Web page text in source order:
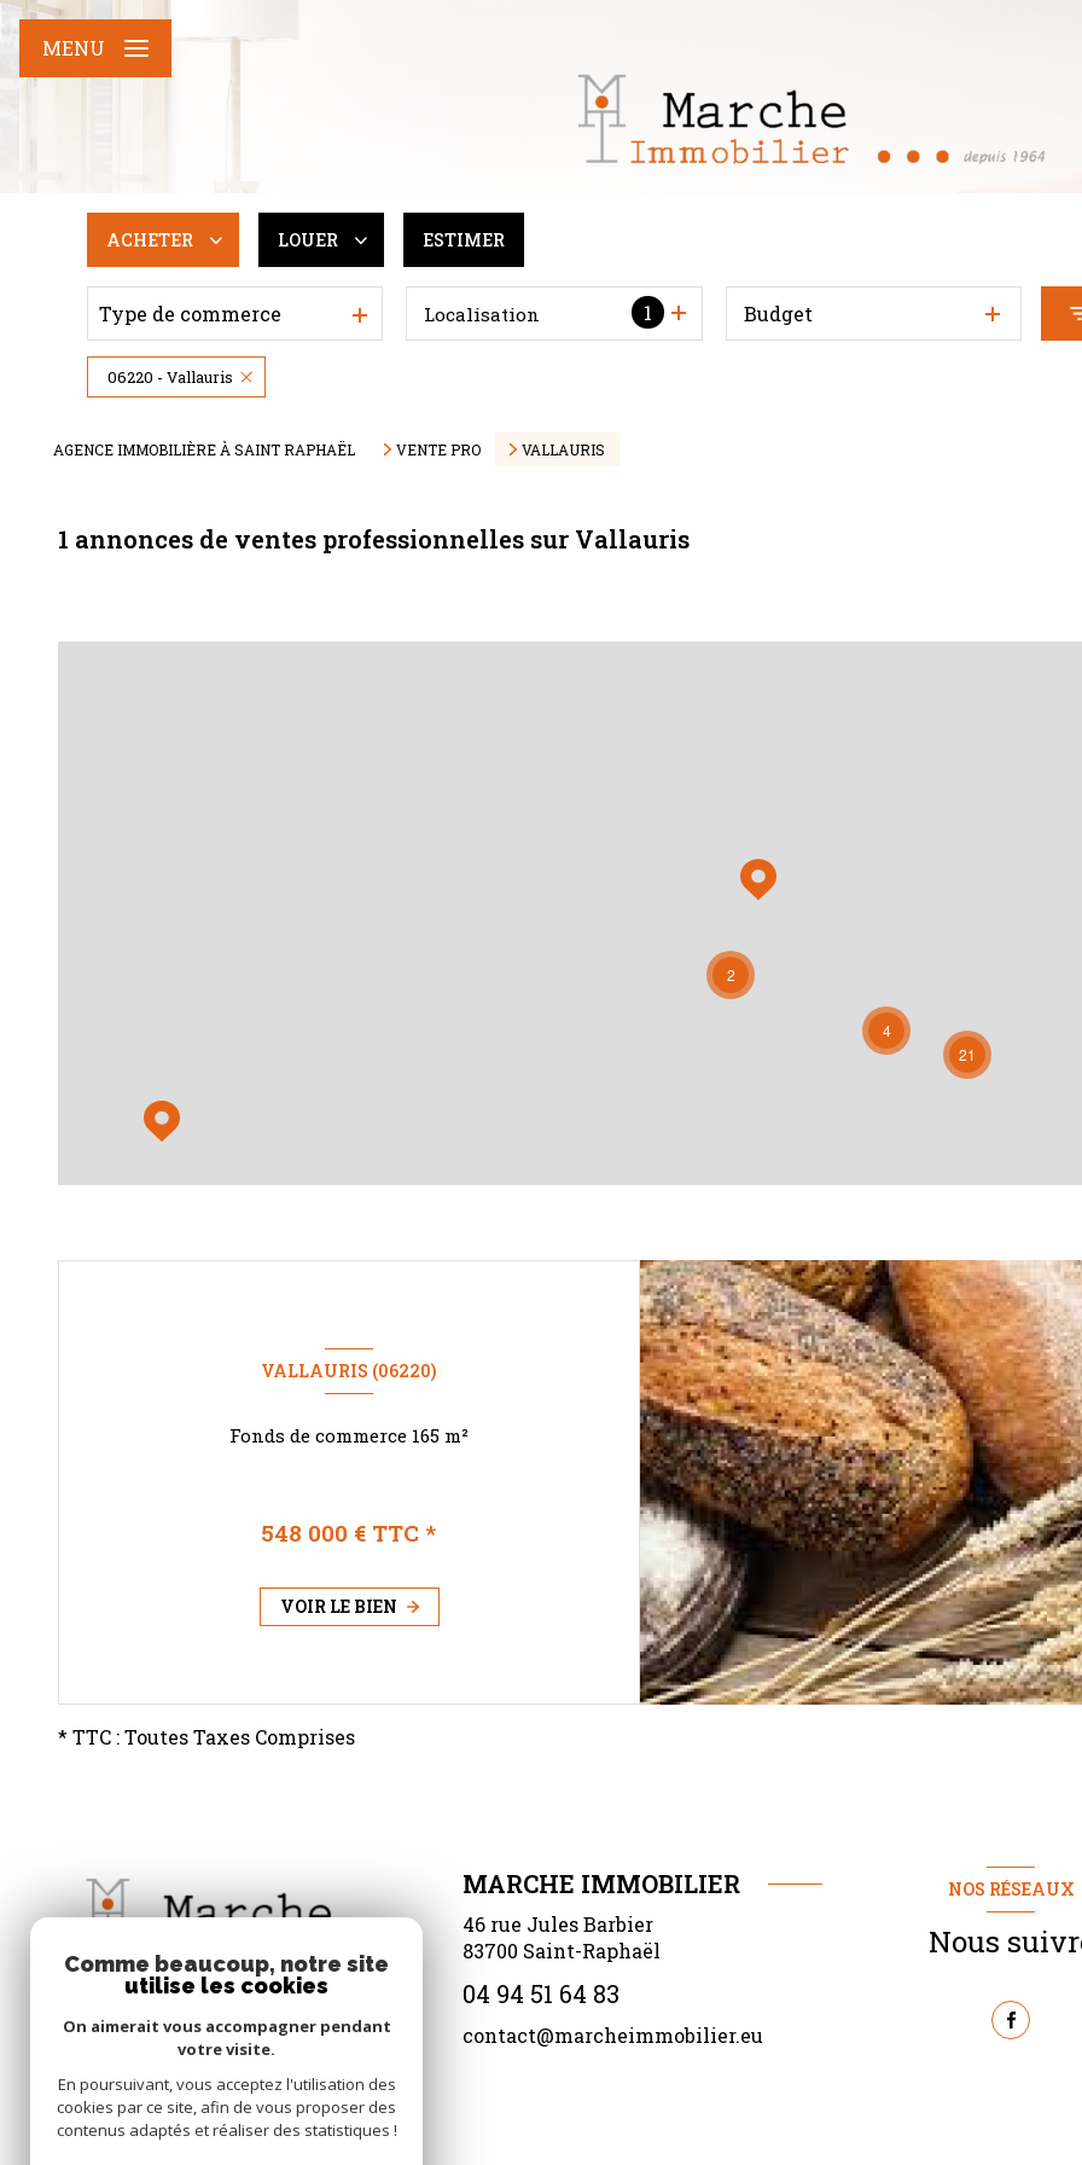
MENU
ACHETER
De l'ancien
Du neuf
De l'immo pro
LOUER
De l'immo pro
ESTIMER
Type de commerce 1
Localisation Budget
06220 - Vallauris
AGENCE IMMOBILIÈRE À SAINT RAPHAËL VENTE PRO VALLAURIS
1 annonces de ventes professionnelles sur Vallauris
2
4
21
VALLAURIS (06220)
Fonds de commerce 165 m²
548 000 € TTC *
VOIR LE BIEN
* TTC : Toutes Taxes Comprises
MARCHE IMMOBILIER
46 rue Jules Barbier
83700 Saint-Raphaël
04 94 51 64 83
contact@marcheimmobilier.eu
NOS RÉSEAUX
Nous
Comme beaucoup, notre site
utilise les cookies
On aimerait vous accompagner pendant
votre visite.
En poursuivant, vous acceptez l'utilisation des
cookies par ce site, afin de vous proposer des
contenus adaptés et réaliser des statistiques !